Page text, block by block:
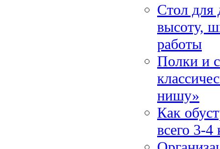
Стол для
высоту,
работы
Полки и
нишу»
Как
всего 3-4